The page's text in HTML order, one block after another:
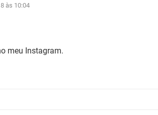
às 10:04
meu Instagram.